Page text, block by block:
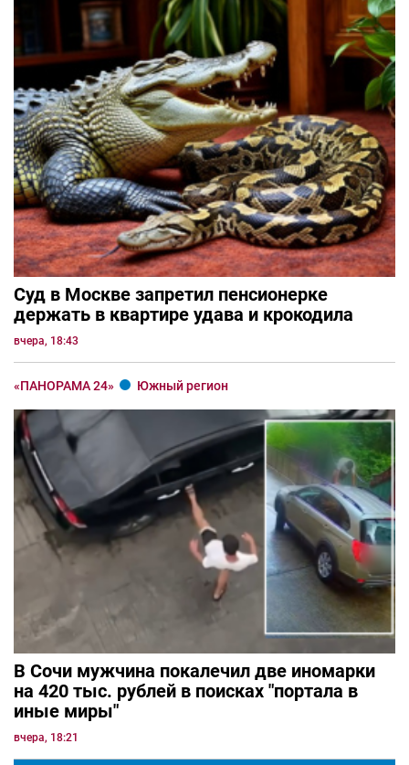
Суд в Москве запретил пенсионерке
держать в квартире удава и крокодила
вчера, 18:43
«ПАНОРАМА 24» Южный регион
В Сочи мужчина покалечил две иномарки
на 420 тыс. рублей в поисках "портала в
иные миры"
вчера, 18:21